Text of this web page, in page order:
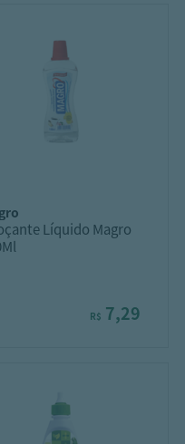
Líquido Magro
R$ 7,29